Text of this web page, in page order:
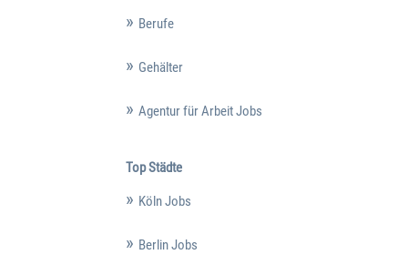
Berufe
Gehälter
Agentur für Arbeit Jobs
Top Städte
Köln Jobs
Berlin Jobs